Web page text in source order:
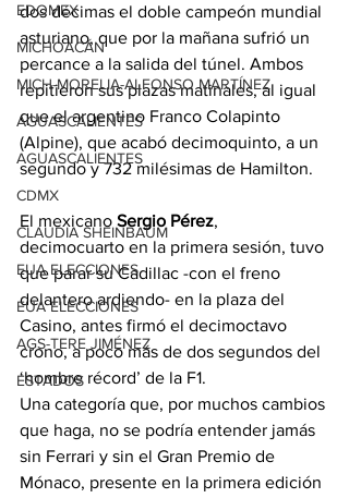
EDOMEX
MICHOACÁN
MICH-MORELIA-ALFONSO MARTÍNEZ
AGUASCALIENTES
AGUASCALIENTES
CDMX
CLAUDIA SHEINBAUM
EUA ELECCIONES
EUA ELECCIONES
AGS-TERE JIMÉNEZ
ESTADOS
dos décimas el doble campeón mundial
asturiano, que por la mañana sufrió un
percance a la salida del túnel. Ambos
repitieron sus plazas matinales, al igual
que el argentino Franco Colapinto
(Alpine), que acabó decimoquinto, a un
segundo y 732 milésimas de Hamilton.
El mexicano Sergio Pérez,
decimocuarto en la primera sesión, tuvo
que parar su Cadillac -con el freno
delantero ardiendo- en la plaza del
Casino, antes firmó el decimoctavo
crono, a poco más de dos segundos del
‘hombre récord’ de la F1.
Una categoría que, por muchos cambios
que haga, no se podría entender jamás
sin Ferrari y sin el Gran Premio de
Mónaco, presente en la primera edición